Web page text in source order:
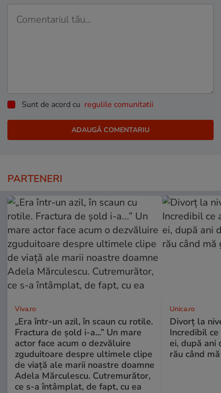
Sunt de acord cu regulile comunitatii
PARTENERI
Viva.ro
„Era într-un azil, în scaun cu rotile.
Fractura de șold i-a...” Un mare
actor face acum o dezvăluire
zguduitoare despre ultimele clipe
de viață ale marii noastre doamne
Adela Mărculescu. Cutremurător,
ce s-a întâmplat, de fapt, cu ea
Unica.ro
Divorț la
Incredibil
ei, după ani
rău când